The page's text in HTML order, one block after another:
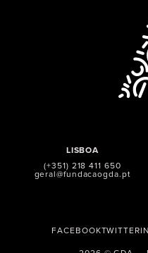
LISBOA
(+351) 218 411 650
geral@fundacaogda.pt
FACEBOOKTWITTER